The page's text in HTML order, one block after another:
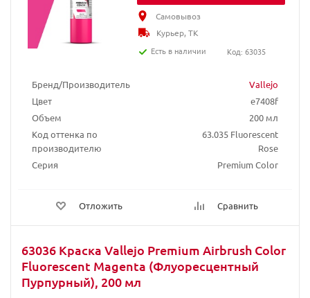
Бренд/Производитель
Vallejo
Цвет
e7408f
Объем
200 мл
Код оттенка по
производителю
63.035 Fluorescent
Rose
Серия
Premium Color
Отложить Сравнить
Самовывоз
Курьер, ТК
Есть в наличии
Код: 63035
63036 Краска Vallejo Premium Airbrush Color
Fluorescent Magenta (Флуоресцентный
Пурпурный), 200 мл